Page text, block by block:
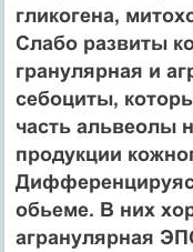
гликогена,
Слабо развиты
гранулярная и
себоциты,
часть альвеолы
продукции
обьеме. В них
агранулярная